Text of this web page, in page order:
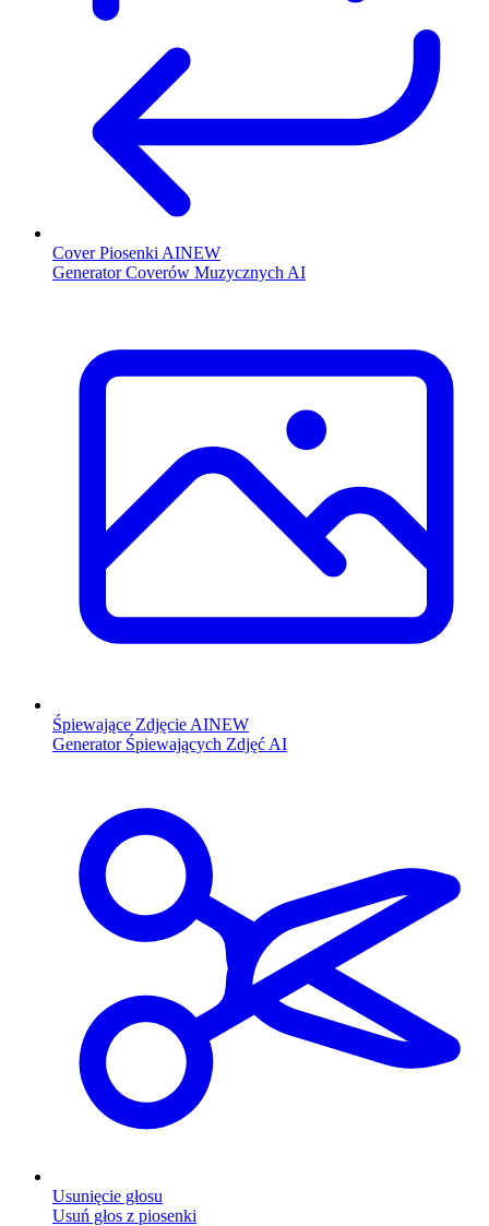
Cover Piosenki AINEW
Generator Coverów Muzycznych AI
Śpiewające Zdjęcie AINEW
Generator Śpiewających Zdjęć AI
Usunięcie głosu
Usuń głos z piosenki